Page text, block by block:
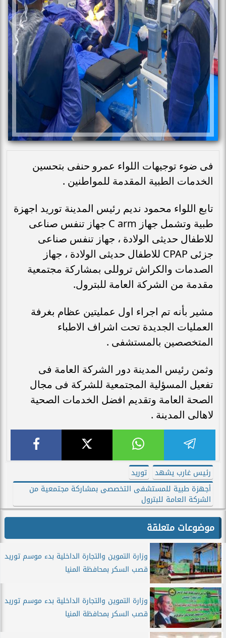
فى ضوء توجيهات اللواء عمرو حنفى بتحسين
الخدمات الطبية المقدمة للمواطنين .
تابع اللواء محمود نديم رئيس المدينة توريد اجهزة
طبية وتشمل جهاز C arm جهاز تنفس صناعى
للاطفال حديثى الولادة ، جهاز تنفس صناعى
جزئى CPAP للاطفال حديثى الولادة ، جهاز
الصدمات والكراش تروللى بمشاركة مجتمعية
مقدمة من الشركة العامة للبترول.
مشير بأنه تم اجراء اول عمليتين عظام بغرفة
العمليات الجديدة تحت اشراف الاطباء
المتخصصين بالمستشفى .
وثمن رئيس المدينة دور الشركة العامة فى
تفعيل المسؤلية المجتمعية للشركة فى مجال
الصحة العامة وتقديم افضل الخدمات الصحية
لاهالى المدينة .
رئيس غارب يشهد
توريد
أجهزة طبية للمستشفى التخصصى بمشاركة مجتمعية من
الشركة العامة للبترول
موضوعات متعلقة
وزارة التموين والتجارة الداخلية بدء موسم توريد
قصب السكر بمحافظة المنيا
وزارة التموين والتجارة الداخلية بدء موسم توريد
قصب السكر بمحافظة المنيا